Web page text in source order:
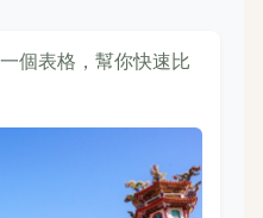
個表格，幫你快速比